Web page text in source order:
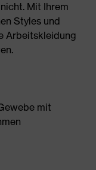
Mit Ihrem
Styles und
Arbeitskleidung
mit